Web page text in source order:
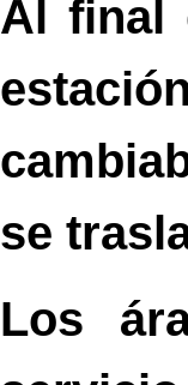
Al final
se
Los